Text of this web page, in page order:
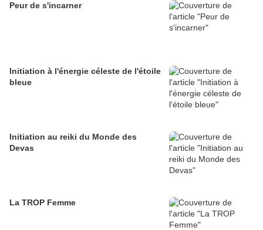
Peur de s'incarner
Initiation à l'énergie céleste de l'étoile
bleue
Initiation au reiki du Monde des
Devas
La TROP Femme